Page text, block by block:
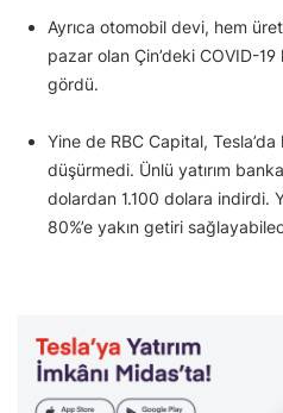
Ayrıca otomobil devi, hem
pazar olan Çin’deki COVID-
gördü.
Yine de RBC Capital,
düşürmedi. Ünlü yatırım
dolardan 1.100 dolara indirdi.
80%’e yakın getiri